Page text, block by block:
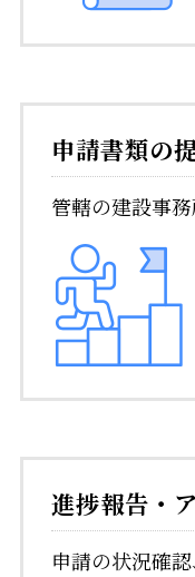
申請書類の
管轄の建設事
進捗報告・
申請の状況確